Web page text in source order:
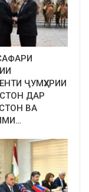
ҶУМҲУРИИ
ДАР
ВА